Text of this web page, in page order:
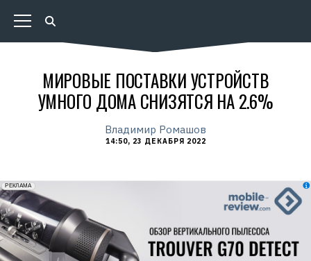
МИРОВЫЕ ПОСТАВКИ УСТРОЙСТВ
УМНОГО ДОМА СНИЗЯТСЯ НА 2.6%
Владимир Ромашов
14:50, 23 ДЕКАБРЯ 2022
erid: 2VfnxxmNzs5
РЕКЛАМА